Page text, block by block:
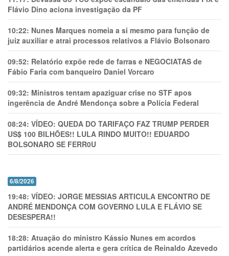
Flávio Dino aciona investigação da PF
10:22: Nunes Marques nomeia a si mesmo para função de
juiz auxiliar e atrai processos relativos a Flávio Bolsonaro
09:52: Relatório expõe rede de farras e NEGOCIATAS de
Fábio Faria com banqueiro Daniel Vorcaro
09:32: Ministros tentam apaziguar crise no STF apos
ingerência de André Mendonça sobre a Polícia Federal
08:24: VÍDEO: QUEDA DO TARIFAÇO FAZ TRUMP PERDER
US$ 100 BILHÕES!! LULA RINDO MUITO!! EDUARDO
BOLSONARO SE FERR0U
6/8/2026
19:48: VÍDEO: JORGE MESSIAS ARTICULA ENCONTRO DE
ANDRÉ MENDONÇA COM GOVERNO LULA E FLÁVIO SE
DESESPERA!!
18:28: Atuação do ministro Kássio Nunes em acordos
partidários acende alerta e gera crítica de Reinaldo Azevedo